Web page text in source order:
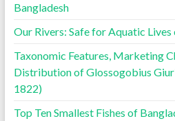
Bangladesh
Our Rivers: Safe for Aquatic Lives
Taxonomic Features, Marketing
Distribution of Glossogobius
1822)
Top Ten Smallest Fishes of